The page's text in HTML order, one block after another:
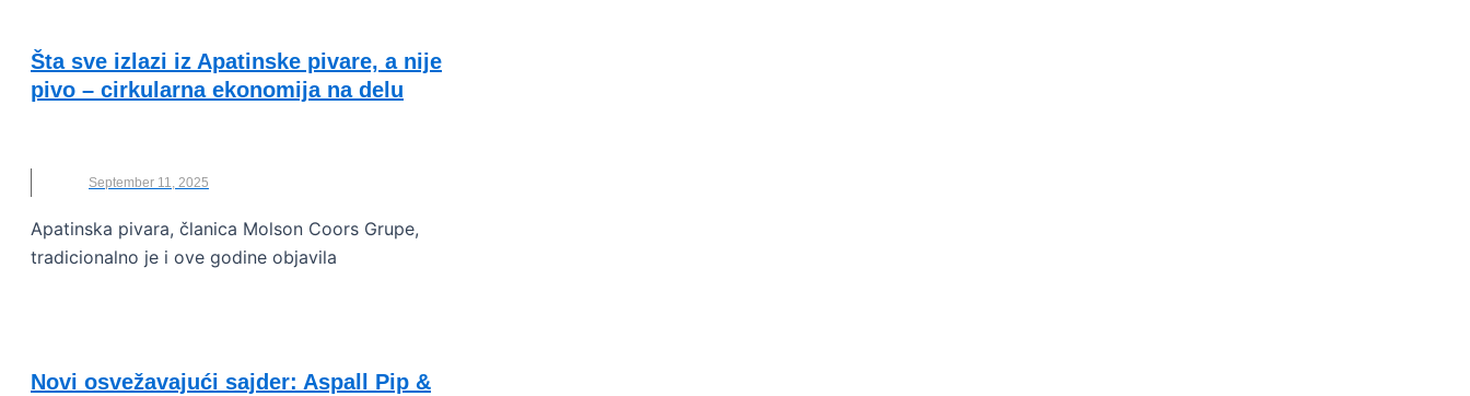
Šta sve izlazi iz Apatinske pivare, a nije
pivo – cirkularna ekonomija na delu
September 11, 2025
Apatinska pivara, članica Molson Coors Grupe,
tradicionalno je i ove godine objavila
Novi osvežavajući sajder: Aspall Pip &